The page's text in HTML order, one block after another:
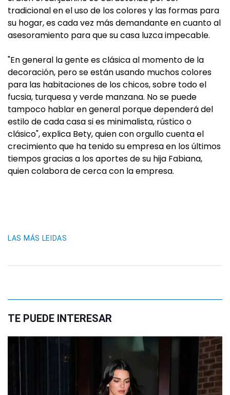
tradicional en el uso de los colores y las formas para
su hogar, es cada vez más demandante en cuanto al
asesoramiento para que su casa luzca impecable.
"En general la gente es clásica al momento de la
decoración, pero se están usando muchos colores
para las habitaciones de los chicos, sobre todo el
fucsia, turquesa y verde manzana. No se puede
tampoco hablar en general porque dependerá del
estilo de cada casa si es minimalista, rústico o
clásico", explica Bety, quien con orgullo cuenta el
crecimiento que ha tenido su empresa en los últimos
tiempos gracias a los aportes de su hija Fabiana,
quien colabora de cerca con la empresa.
LAS MÁS LEIDAS
TE PUEDE INTERESAR